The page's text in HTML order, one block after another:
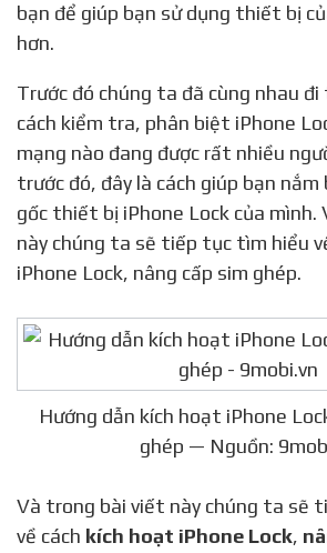
bạn để giúp bạn sử dụng thiết bị
hơn.
Trước đó chúng ta đã cùng nhau đi tìm hiểu về các
cách kiểm tra, phân biệt iPhone
mạng nào đang được rất nhiều
trước đó, đây là cách giúp bạn
gốc thiết bị iPhone Lock của
này chúng ta sẽ tiếp tục tìm hiểu
iPhone Lock, nâng cấp sim ghép.
Hướng dẫn kích hoạt iPhone
ghép — Nguồn:
Và trong bài viết này chúng ta sẽ tiếp tục tìm hiểu
về cách kích hoạt iPhone Lock,